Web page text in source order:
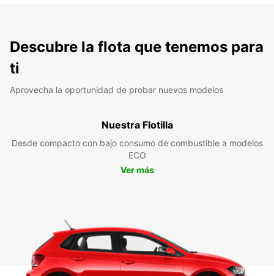
Descubre la flota que tenemos para
ti
Aprovecha la oportunidad de probar nuevos modelos
Nuestra Flotilla
Desde compacto con bajo consumo de combustible a modelos
ECO
Ver más